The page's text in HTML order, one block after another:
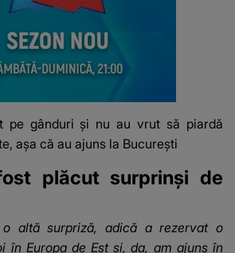
pe gânduri și nu au vrut să piardă
așa că au ajuns la București
plăcut surprinși de
altă surpriză, adică a rezervat o
în Europa de Est și, da, am ajuns în